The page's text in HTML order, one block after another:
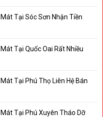
Tại Sóc Sơn Nhận Tiền
Tại Quốc Oai Rất Nhiều
Tại Phú Thọ Liên Hệ Bán
Tại Phú Xuyên Tháo Dỡ